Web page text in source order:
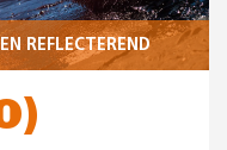
REFLECTEREND